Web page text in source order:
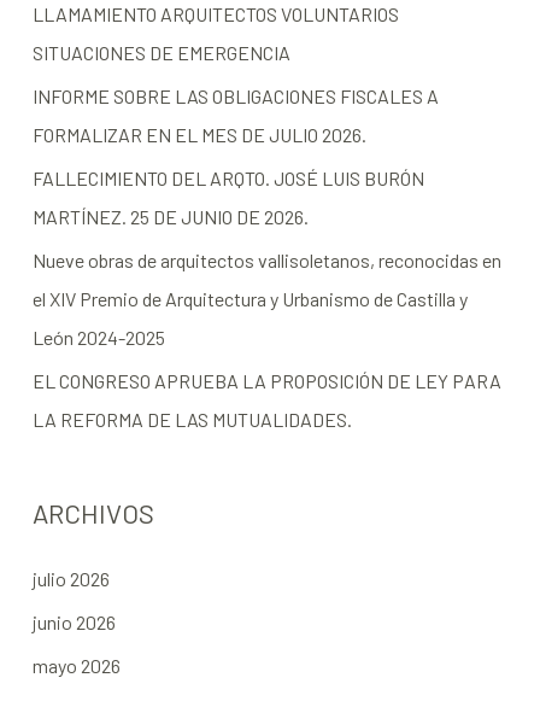
LLAMAMIENTO ARQUITECTOS VOLUNTARIOS
SITUACIONES DE EMERGENCIA
INFORME SOBRE LAS OBLIGACIONES FISCALES A
FORMALIZAR EN EL MES DE JULIO 2026.
FALLECIMIENTO DEL ARQTO. JOSÉ LUIS BURÓN
MARTÍNEZ. 25 DE JUNIO DE 2026.
Nueve obras de arquitectos vallisoletanos, reconocidas en
el XIV Premio de Arquitectura y Urbanismo de Castilla y
León 2024-2025
EL CONGRESO APRUEBA LA PROPOSICIÓN DE LEY PARA
LA REFORMA DE LAS MUTUALIDADES.
ARCHIVOS
julio 2026
junio 2026
mayo 2026